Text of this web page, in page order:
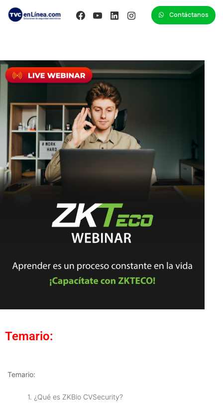
Contáctanos
Temario:
Temario:
1. ¿Qué es ZKBio CVSecurity?